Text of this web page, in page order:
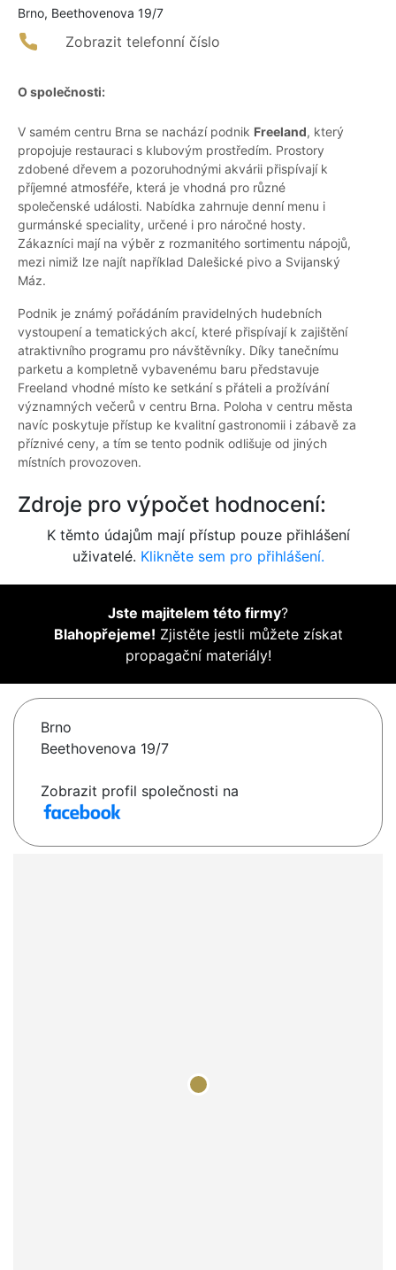
Brno, Beethovenova 19/7
Zobrazit telefonní číslo
O společnosti:
V samém centru Brna se nachází podnik Freeland, který
propojuje restauraci s klubovým prostředím. Prostory
zdobené dřevem a pozoruhodnými akvárii přispívají k
příjemné atmosféře, která je vhodná pro různé
společenské události. Nabídka zahrnuje denní menu i
gurmánské speciality, určené i pro náročné hosty.
Zákazníci mají na výběr z rozmanitého sortimentu nápojů,
mezi nimiž lze najít například Dalešické pivo a Svijanský
Máz.
Podnik je známý pořádáním pravidelných hudebních
vystoupení a tematických akcí, které přispívají k zajištění
atraktivního programu pro návštěvníky. Díky tanečnímu
parketu a kompletně vybavenému baru představuje
Freeland vhodné místo ke setkání s přáteli a prožívání
významných večerů v centru Brna. Poloha v centru města
navíc poskytuje přístup ke kvalitní gastronomii i zábavě za
příznivé ceny, a tím se tento podnik odlišuje od jiných
místních provozoven.
Zdroje pro výpočet hodnocení:
K těmto údajům mají přístup pouze přihlášení
uživatelé. Klikněte sem pro přihlášení.
Jste majitelem této firmy?
Blahopřejeme! Zjistěte jestli můžete získat
propagační materiály!
Brno
Beethovenova 19/7
Zobrazit profil společnosti na